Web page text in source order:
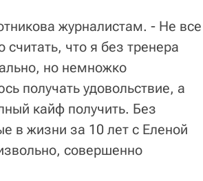
журналистам. - Не все
что я без тренера
но немножко
получать удовольствие, а
кайф получить. Без
в жизни за 10 лет с Еленой
совершенно